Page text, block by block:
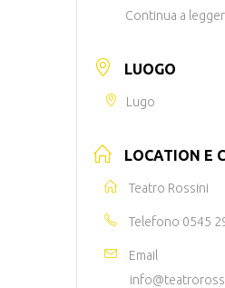
Continua a
LUOGO
Lugo
LOCATION E
Teatro Rossini
Telefono 0545
Email